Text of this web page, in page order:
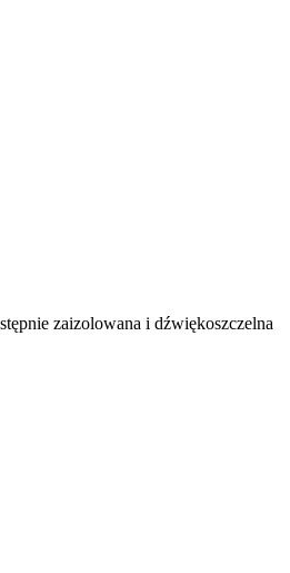
zaizolowana i dźwiękoszczelna